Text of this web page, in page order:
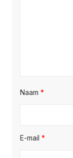
Naam *
E-mail *